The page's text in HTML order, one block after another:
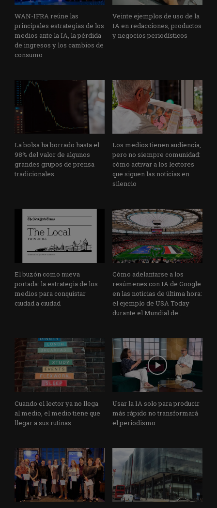
WAN-IFRA reúne las
principales estrategias de los
medios ante la IA, la pérdida
de ingresos y los cambios de
consumo
Veinte ejemplos de uso de la
IA en redacciones, productos
y negocios periodísticos
La bolsa ha borrado hasta el
98% del valor de algunos
grandes grupos de prensa
tradicionales
Los medios tienen audiencia,
pero no siempre comunidad:
cómo activar a los lectores
que siguen las noticias en
silencio
El buzón como nueva
portada: la estrategia de los
medios para conquistar
ciudad a ciudad
Cómo adelantarse a los
resúmenes con IA de Google
en las noticias de última hora:
el ejemplo de USA Today
durante el Mundial de...
Cuando el lector ya no llega
al medio, el medio tiene que
llegar a sus rutinas
Usar la IA solo para producir
más rápido no transformará
el periodismo